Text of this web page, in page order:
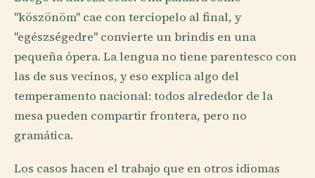
"köszönöm" cae con terciopelo al final, y
"egészségedre" convierte un brindis en una
pequeña ópera. La lengua no tiene parentesco con
las de sus vecinos, y eso explica algo del
temperamento nacional: todos alrededor de la
mesa pueden compartir frontera, pero no
gramática.
Los casos hacen el trabajo que en otros idiomas